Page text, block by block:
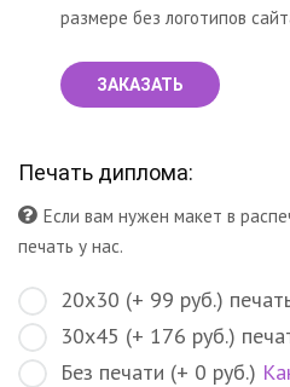
размере без логотипов
ЗАКАЗАТЬ
Печать диплома:
Если вам нужен макет в
печать у нас.
20х30 (+ 99 руб.)
30х45 (+ 176 руб.)
Без печати (+ 0 руб.)